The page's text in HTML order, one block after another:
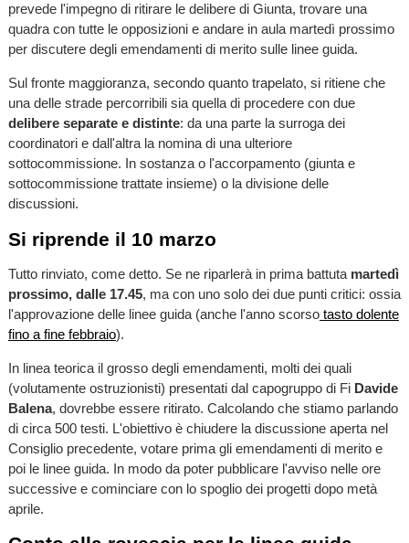
prevede l'impegno di ritirare le delibere di Giunta, trovare una
quadra con tutte le opposizioni e andare in aula martedì prossimo
per discutere degli emendamenti di merito sulle linee guida.
Sul fronte maggioranza, secondo quanto trapelato, si ritiene che
una delle strade percorribili sia quella di procedere con due
delibere separate e distinte: da una parte la surroga dei
coordinatori e dall'altra la nomina di una ulteriore
sottocommissione. In sostanza o l'accorpamento (giunta e
sottocommissione trattate insieme) o la divisione delle
discussioni.
Si riprende il 10 marzo
Tutto rinviato, come detto. Se ne riparlerà in prima battuta martedì
prossimo, dalle 17.45, ma con uno solo dei due punti critici: ossia
l'approvazione delle linee guida (anche l'anno scorsotasto dolente
fino a fine febbraio).
In linea teorica il grosso degli emendamenti, molti dei quali
(volutamente ostruzionisti) presentati dal capogruppo di Fi Davide
Balena, dovrebbe essere ritirato. Calcolando che stiamo parlando
di circa 500 testi. L'obiettivo è chiudere la discussione aperta nel
Consiglio precedente, votare prima gli emendamenti di merito e
poi le linee guida. In modo da poter pubblicare l'avviso nelle ore
successive e cominciare con lo spoglio dei progetti dopo metà
aprile.